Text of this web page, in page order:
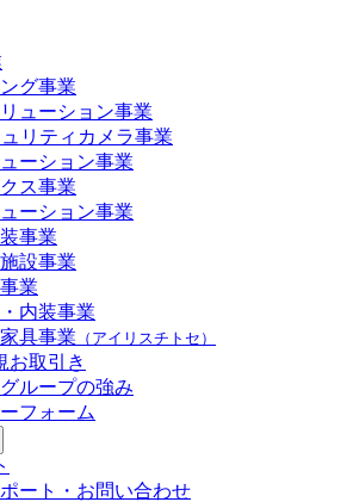
グ事業
ューション事業
リティカメラ事業
ーション事業
ス事業
ーション事業
事業
設事業
業
内装事業
具事業 （アイリスチトセ）
お取引き
ループの強み
フォーム
ート・お問い合わせ